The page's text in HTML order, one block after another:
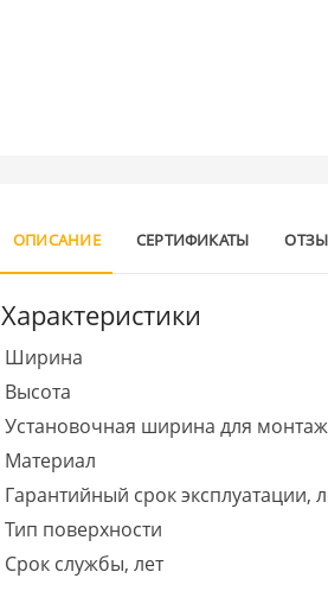
ОПИСАНИЕ СЕРТИФИКАТЫ
Характеристики
Ширина
Высота
Установочная ширина для
Материал
Гарантийный срок эксплуатации,
Тип поверхности
Срок службы, лет